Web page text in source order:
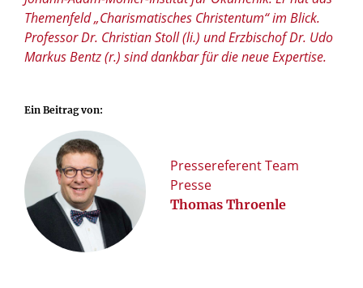
Themenfeld „Charismatisches Christentum“ im Blick.
Professor Dr. Christian Stoll (li.) und Erzbischof Dr. Udo
Markus Bentz (r.) sind dankbar für die neue Expertise.
Ein Beitrag von:
Pressereferent Team
Presse
Thomas Throenle